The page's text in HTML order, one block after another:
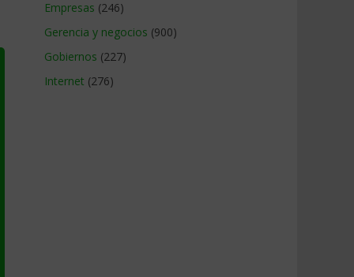
Empresas (246)
Gerencia y negocios (900)
Gobiernos (227)
Internet (276)